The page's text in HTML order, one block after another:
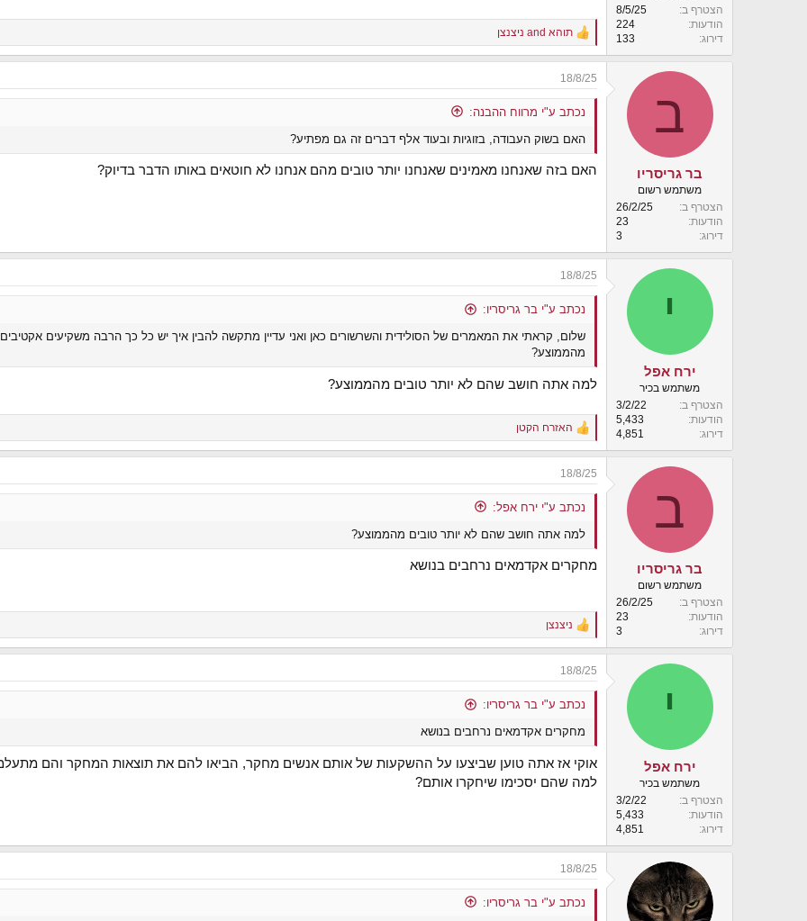
הצטרף ב
8/5/25
הודעות
224
דירוג
133
R
e
c
t
n
s
:
תוהא ניצנצן
ב
בר גריסריו
משתמש רשום
הצטרף ב
26/2/25
הודעות
23
דירוג
3
18/8/25
נכתב ע"י מרווח ההבנה:
האם בשוק העבודה, בזוגיות ובעוד אלף דברים זה גם מפתיע?
האם בזה שאנחנו מאמינים שאנחנו יותר טובים מהם אנחנו לא חוטאים באותו הדבר בדיוק?
י
ירח אפל
משתמש בכיר
הצטרף ב
3/2/22
הודעות
5,433
דירוג
4,851
18/8/25
נכתב ע"י בר גריסריו:
שלום, קראתי את המאמרים של הסולידית והשרשורים כאן ואני עדיין מתקשה להבין איך יש כל כך הרבה משקיעים
מהממוצע?
למה אתה חושב שהם לא יותר טובים מהממוצע?
R
e
c
t
n
s
:
האזרח הקטן
ב
בר גריסריו
משתמש רשום
הצטרף ב
26/2/25
הודעות
23
דירוג
3
18/8/25
נכתב ע"י ירח אפל:
למה אתה חושב שהם לא יותר טובים מהממוצע?
מחקרים אקדמאים נרחבים בנושא
R
e
c
t
s
:
ניצנצן
י
ירח אפל
משתמש בכיר
הצטרף ב
3/2/22
הודעות
5,433
דירוג
4,851
18/8/25
נכתב ע"י בר גריסריו:
מחקרים אקדמאים נרחבים בנושא
אוקי אז אתה טוען שביצעו על ההשקעות של אותם אנשים מחקר, הביאו להם את תוצאות המחקר והם
למה שהם יסכימו שיחקרו אותם?
18/8/25
נכתב ע"י בר גריסריו: